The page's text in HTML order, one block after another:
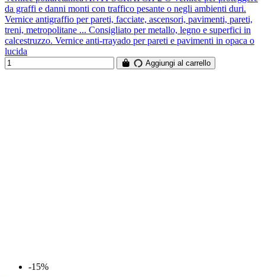
da graffi e danni monti con traffico pesante o negli ambienti duri.
Vernice antigraffio per pareti, facciate, ascensori, pavimenti, pareti,
treni, metropolitane ... Consigliato per metallo, legno e superfici in
calcestruzzo. Vernice anti-rrayado per pareti e pavimenti in opaca o
lucida
Aggiungi al carrello
-15%